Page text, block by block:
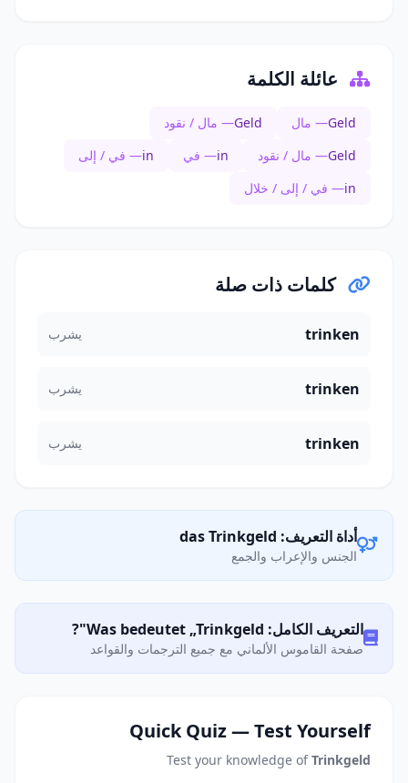
عائلة الكلمة
Geld— مال Geld— مال / نقود
Geld— مال / نقود in— في in— في / إلى
in— في / إلى / خلال
كلمات ذات صلة
trinken يشرب
trinken يشرب
trinken يشرب
أداة التعريف: das Trinkgeld
الجنس والإعراب والجمع
التعريف الكامل: Was bedeutet „Trinkgeld"?
صفحة القاموس الألماني مع جميع الترجمات والقواعد
Quick Quiz — Test Yourself
Test your knowledge ofTrinkgeld